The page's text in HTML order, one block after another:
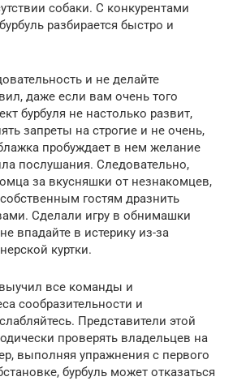
собаки. С конкурентами
разбирается быстро и
и не делайте
даже если вам очень того
бурбуля не настолько развит,
запреты на строгие и не очень,
пробуждает в нем желание
послушания. Следовательно,
за вкусняшки от незнакомцев,
гостям дразнить
Сделали игру в обнимашки
впадайте в истерику из-за
куртки.
все команды и
сообразительности и
Представители этой
проверять владельцев на
выполняя упражнения с первого
бурбуль может отказаться